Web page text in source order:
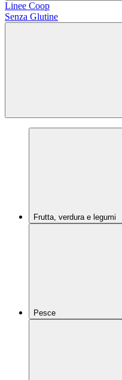
Linee Coop
Senza Glutine
Frutta, verdura e legumi
Pesce